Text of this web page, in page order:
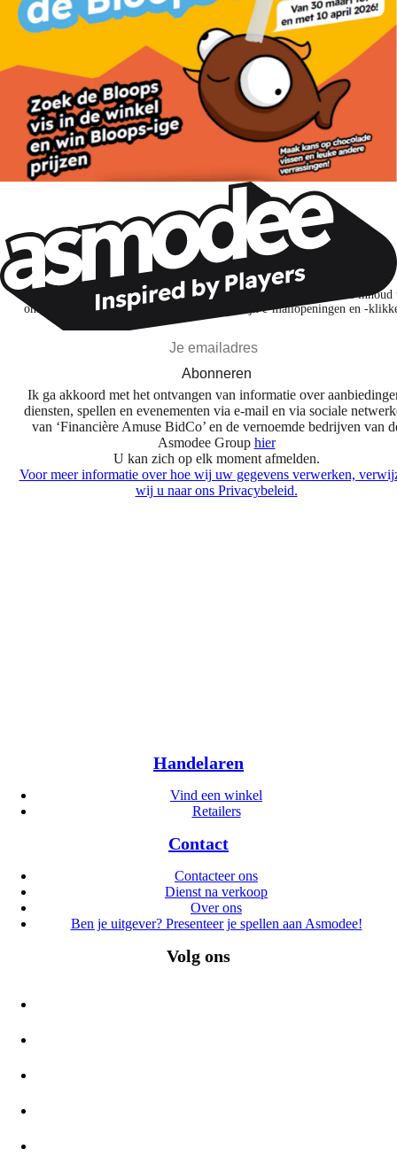
Wil je nog meer spelnieuws ontvangen?
Ik abonneer me om spellen, nieuwe releases en gepersonaliseerde inhoud
ontdekken op basis van mijn interesses en mijn e-mailopeningen en -
Abonneren
Ik ga akkoord met het ontvangen van informatie over
diensten, spellen en evenementen via e-mail en via sociale
van ‘Financière Amuse BidCo’ en de vernoemde bedrijven van
Asmodee Group hier
U kan zich op elk moment afmelden.
Voor meer informatie over hoe wij uw gegevens verwerken,
wij u naar ons Privacybeleid.
Handelaren
Vind een winkel
Retailers
Contact
Contacteer ons
Dienst na verkoop
Over ons
Ben je uitgever? Presenteer je spellen aan Asmodee!
Volg ons